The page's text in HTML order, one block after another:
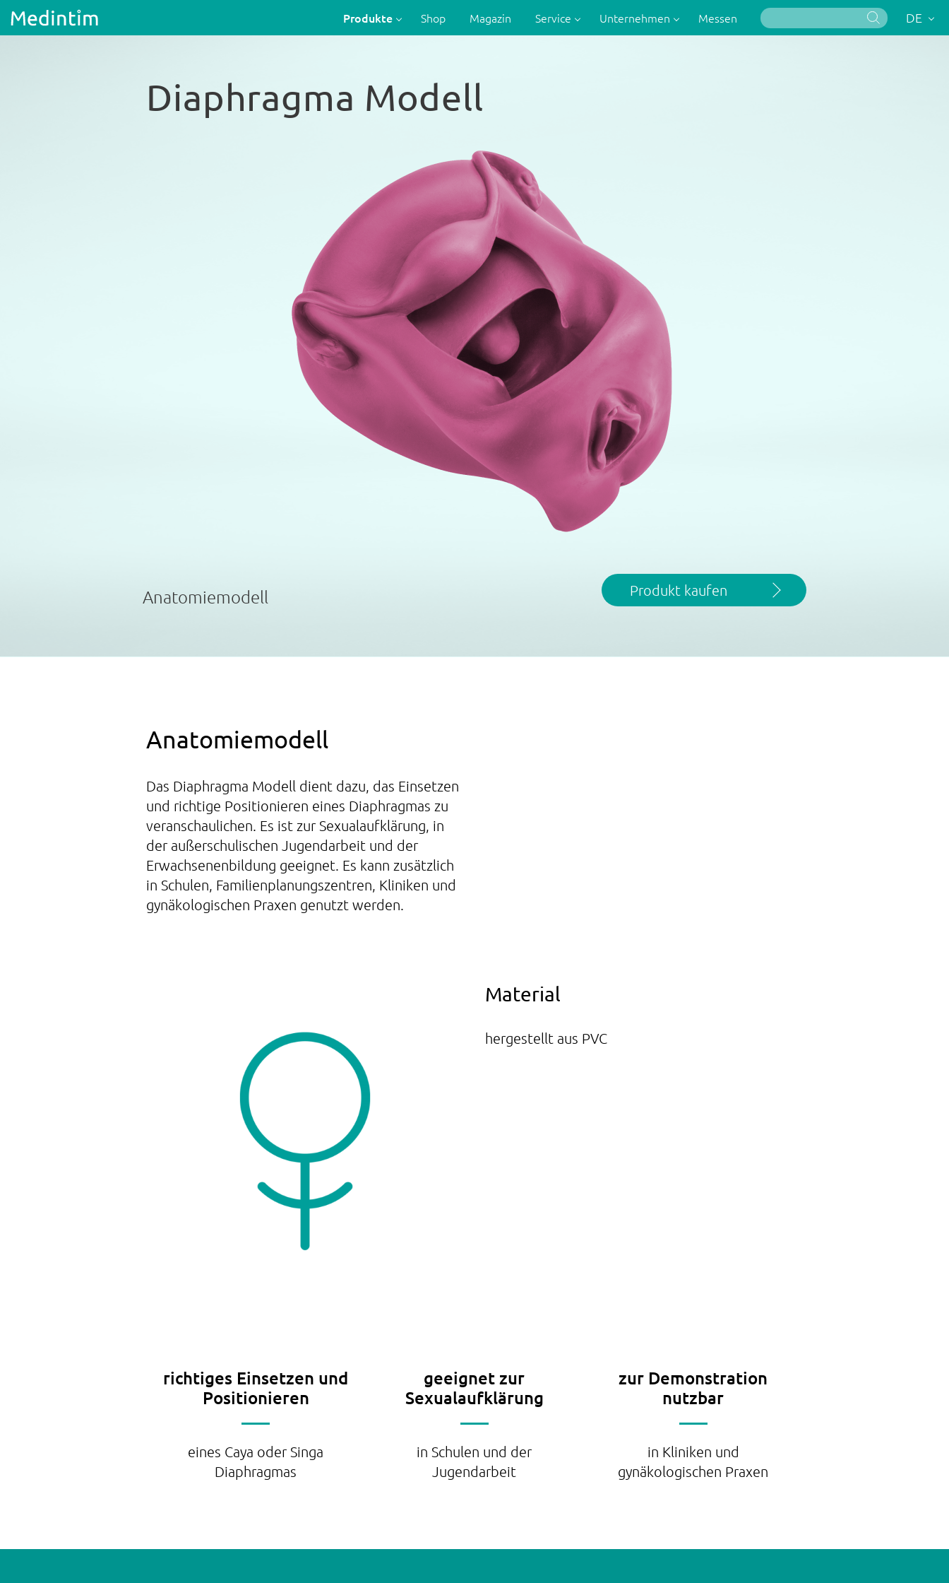
Produkte Shop Magazin Service Unternehmen Messen DE
Diaphragma Modell
Anatomiemodell Produkt kaufen
Anatomiemodell
Das Diaphragma Modell dient dazu, das Einsetzen
und richtige Positionieren eines Diaphragmas zu
veranschaulichen. Es ist zur Sexualaufklärung, in
der außerschulischen Jugendarbeit und der
Erwachsenenbildung geeignet. Es kann zusätzlich
in Schulen, Familienplanungszentren, Kliniken und
gynäkologischen Praxen genutzt werden.
Material
hergestellt aus PVC
richtiges Einsetzen und
Positionieren
eines Caya oder Singa
Diaphragmas
geeignet zur
Sexualaufklärung
in Schulen und der
Jugendarbeit
zur Demonstration
nutzbar
in Kliniken und
gynäkologischen Praxen